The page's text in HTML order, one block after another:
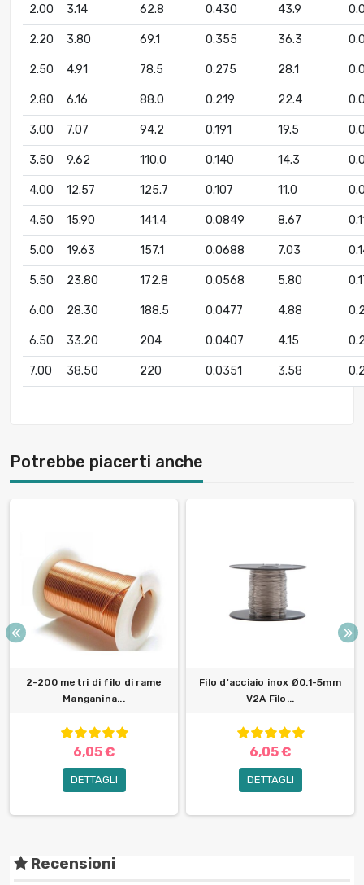
2.00 3.14 62.8 0.430 43.9
2.20 3.80 69.1 0.355 36.3
2.50 4.91 78.5 0.275 28.1
2.80 6.16 88.0 0.219 22.4
3.00 7.07 94.2 0.191 19.5
3.50 9.62 110.0 0.140 14.3
4.00 12.57 125.7 0.107 11.0
4.50 15.90 141.4 0.0849 8.67
5.00 19.63 157.1 0.0688 7.03
5.50 23.80 172.8 0.0568 5.80
6.00 28.30 188.5 0.0477 4.88
6.50 33.20 204 0.0407 4.15
7.00 38.50 220 0.0351 3.58
Potrebbe piacerti anche
2-200 metri di filo di rame
Manganina...
6,05 €
DETTAGLI
Filo d'acciaio inox Ø0.1-5mm
V2A Filo...
6,05 €
DETTAGLI
Recensioni